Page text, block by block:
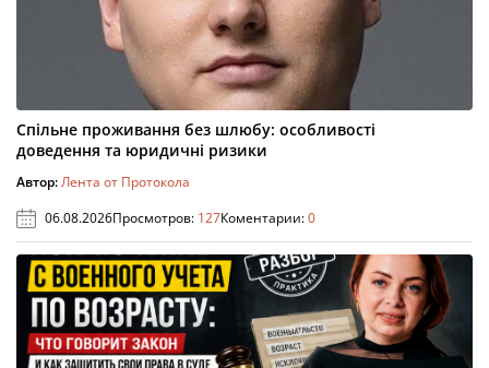
Спільне проживання без шлюбу: особливості
доведення та юридичні ризики
Автор:Лента от Протокола
06.08.2026Просмотров: 127Коментарии:0